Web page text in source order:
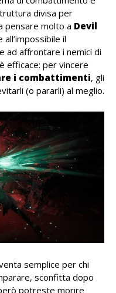
divisa per
pensare molto a Devil
il
ad affrontare i nemici di
efficace: per vincere
i combattimenti, gli
(o pararli) al meglio.
semplice per chi
sconfitta dopo
potreste morire